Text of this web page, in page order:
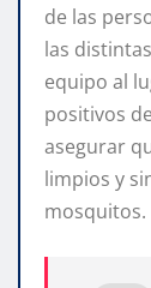
de las
las
equipo al
positivos
asegurar
limpios y
mosquitos.